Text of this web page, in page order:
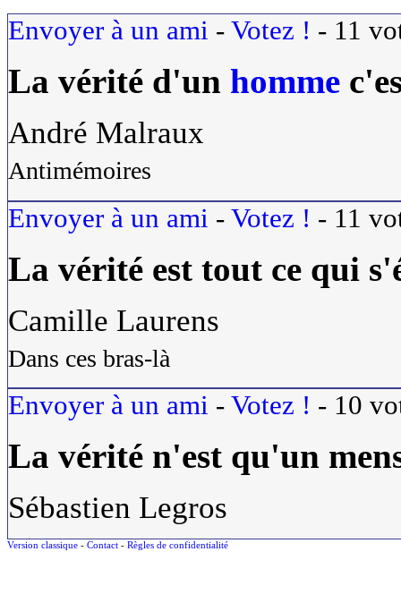
Envoyer à un ami - Votez ! - 11
La vérité d'un homme
André Malraux
Antimémoires
Envoyer à un ami - Votez ! - 11
La vérité est tout ce qui
Camille Laurens
Dans ces bras-là
Envoyer à un ami - Votez ! - 10
La vérité n'est qu'un
Sébastien Legros
Version classique - Contact - Règles de confidentialité